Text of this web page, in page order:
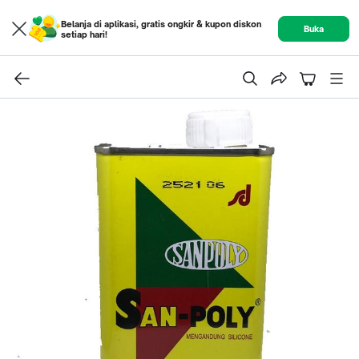
Belanja di aplikasi, gratis ongkir & kupon diskon
setiap hari!
Buka